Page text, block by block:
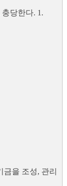
당한다. 1.
을 조성, 관리